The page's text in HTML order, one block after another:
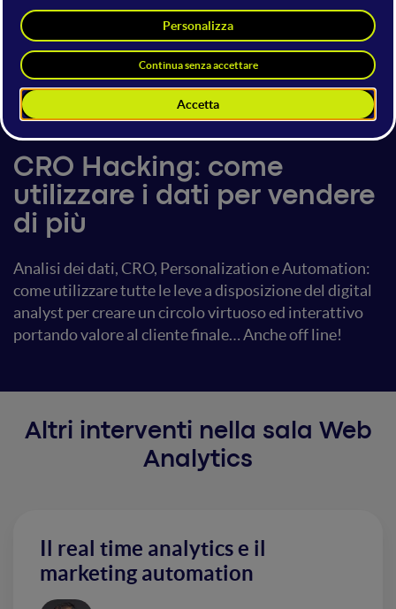
Co-founder & President
Analytics Boosters
9 luglio 2016 12:05 - 12:45
Web Analytics
CRO Hacking: come
utilizzare i dati per vendere
di più
Analisi dei dati, CRO, Personalization e Automation:
come utilizzare tutte le leve a disposizione del digital
analyst per creare un circolo virtuoso ed interattivo
portando valore al cliente finale… Anche off line!
Altri interventi nella sala Web
Analytics
Il real time analytics e il
marketing automation